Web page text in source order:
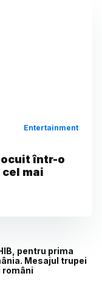
Entertainment
într-o
mai
pentru prima
Mesajul trupei
români